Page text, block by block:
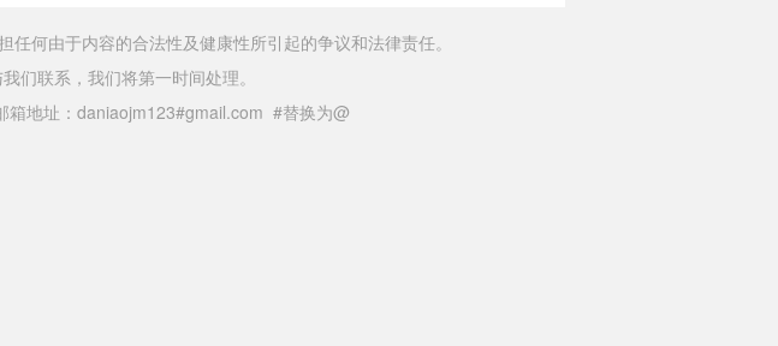
何由于内容的合法性及健康性所引起的争议和法律责任。
们联系，我们将第一时间处理。
地址：daniaojm123#gmail.com #替换为@